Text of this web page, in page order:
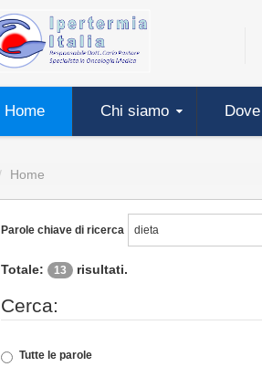
Home Chi siamo
Home
Parole chiave di ricerca
Totale: 13 risultati.
Cerca:
Tutte le parole